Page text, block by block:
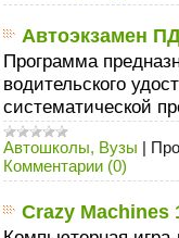
Автоэкзамен
Программа
водительского
систематической
Автошколы, Вузы |
Комментарии (0)
Crazy Machines